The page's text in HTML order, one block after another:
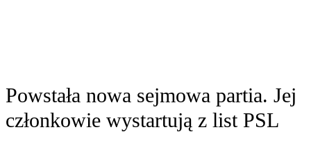
Powstała nowa sejmowa partia. Jej
członkowie wystartują z list PSL